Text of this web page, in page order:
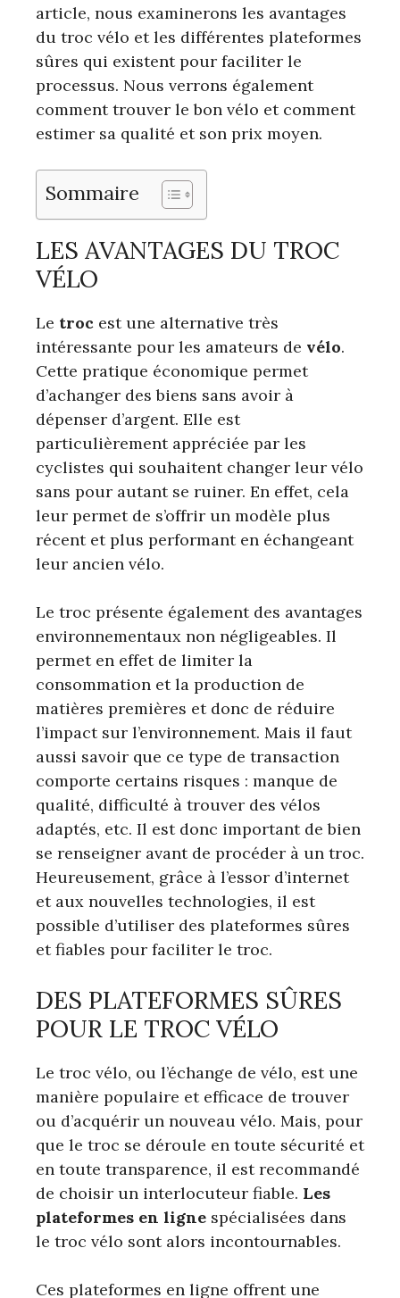
article, nous examinerons les avantages
du troc vélo et les différentes plateformes
sûres qui existent pour faciliter le
processus. Nous verrons également
comment trouver le bon vélo et comment
estimer sa qualité et son prix moyen.
Sommaire
LES AVANTAGES DU TROC
VÉLO
Le troc est une alternative très
intéressante pour les amateurs de vélo.
Cette pratique économique permet
d’achanger des biens sans avoir à
dépenser d’argent. Elle est
particulièrement appréciée par les
cyclistes qui souhaitent changer leur vélo
sans pour autant se ruiner. En effet, cela
leur permet de s’offrir un modèle plus
récent et plus performant en échangeant
leur ancien vélo.
Le troc présente également des avantages
environnementaux non négligeables. Il
permet en effet de limiter la
consommation et la production de
matières premières et donc de réduire
l’impact sur l’environnement. Mais il faut
aussi savoir que ce type de transaction
comporte certains risques : manque de
qualité, difficulté à trouver des vélos
adaptés, etc. Il est donc important de bien
se renseigner avant de procéder à un troc.
Heureusement, grâce à l’essor d’internet
et aux nouvelles technologies, il est
possible d’utiliser des plateformes sûres
et fiables pour faciliter le troc.
DES PLATEFORMES SÛRES
POUR LE TROC VÉLO
Le troc vélo, ou l’échange de vélo, est une
manière populaire et efficace de trouver
ou d’acquérir un nouveau vélo. Mais, pour
que le troc se déroule en toute sécurité et
en toute transparence, il est recommandé
de choisir un interlocuteur fiable. Les
plateformes en ligne spécialisées dans
le troc vélo sont alors incontournables.
Ces plateformes en ligne offrent une